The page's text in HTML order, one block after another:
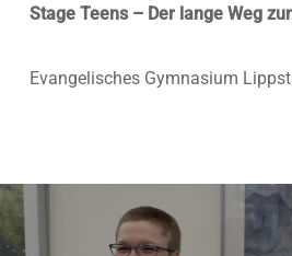
Stage Teens – Der lange Weg
Evangelisches Gymnasium